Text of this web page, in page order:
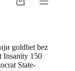
购
goldbet bez
Insanity 150
State-